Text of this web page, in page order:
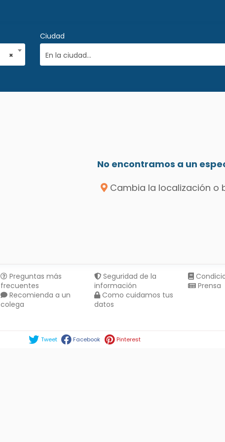
×
Ciudad
En la ciudad...
No encontramos a un
Cambia la localización o
Preguntas más
frecuentes
Recomienda a un
colega
Seguridad de la
información
Como cuidamos tus
datos
Prensa
Tweet Facebook Pinterest